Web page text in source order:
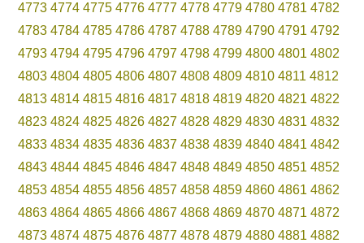
4773 4774 4775 4776 4777 4778 4779 4780 4781 4782
4783 4784 4785 4786 4787 4788 4789 4790 4791 4792
4793 4794 4795 4796 4797 4798 4799 4800 4801 4802
4803 4804 4805 4806 4807 4808 4809 4810 4811 4812
4813 4814 4815 4816 4817 4818 4819 4820 4821 4822
4823 4824 4825 4826 4827 4828 4829 4830 4831 4832
4833 4834 4835 4836 4837 4838 4839 4840 4841 4842
4843 4844 4845 4846 4847 4848 4849 4850 4851 4852
4853 4854 4855 4856 4857 4858 4859 4860 4861 4862
4863 4864 4865 4866 4867 4868 4869 4870 4871 4872
4873 4874 4875 4876 4877 4878 4879 4880 4881 4882